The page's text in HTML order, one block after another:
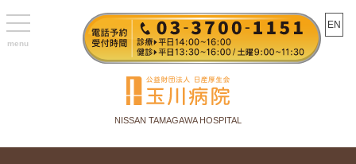
EN
NISSAN TAMAGAWA HOSPITAL
toggle
navigation